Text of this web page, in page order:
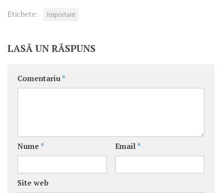
Etichete: Important
LASĂ UN RĂSPUNS
Comentariu *
Nume * Email *
Site web